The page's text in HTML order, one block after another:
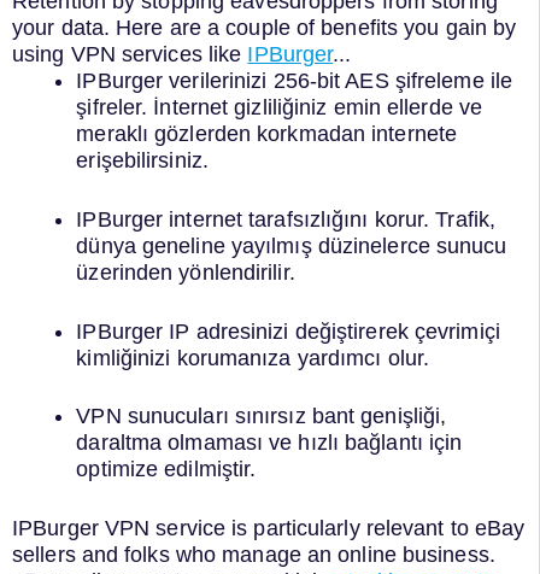
your data. Here are a couple of benefits you gain by
using VPN services like IPBurger...
IPBurger verilerinizi 256-bit AES şifreleme ile
şifreler. İnternet gizliliğiniz emin ellerde ve
meraklı gözlerden korkmadan internete
erişebilirsiniz.
IPBurger internet tarafsızlığını korur. Trafik,
dünya geneline yayılmış düzinelerce sunucu
üzerinden yönlendirilir.
IPBurger IP adresinizi değiştirerek çevrimiçi
kimliğinizi korumanıza yardımcı olur.
VPN sunucuları sınırsız bant genişliği,
daraltma olmaması ve hızlı bağlantı için
optimize edilmiştir.
IPBurger VPN service is particularly relevant to eBay
sellers and folks who manage an online business.